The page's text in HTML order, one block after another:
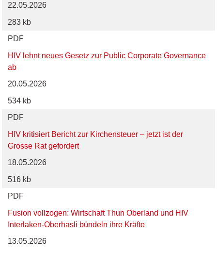
22.05.2026
283 kb
PDF
HIV lehnt neues Gesetz zur Public Corporate Governance
ab
20.05.2026
534 kb
PDF
HIV kritisiert Bericht zur Kirchensteuer – jetzt ist der
Grosse Rat gefordert
18.05.2026
516 kb
PDF
Fusion vollzogen: Wirtschaft Thun Oberland und HIV
Interlaken-Oberhasli bündeln ihre Kräfte
13.05.2026